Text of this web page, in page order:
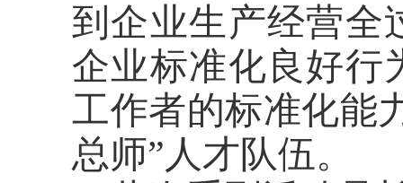
到企业生产经营全
企业标准化良好行
工作者的标准化能
总师”人才队伍。